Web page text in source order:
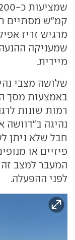
מרגיש זריז
שמעניקה
מיידית.
שלושה מצבי
באמצעות מסך
רמות שונות
נהיגה
חבל שלא ניתן
פיזיים או
לפני ההפעלה.